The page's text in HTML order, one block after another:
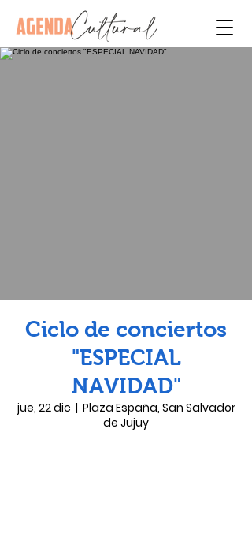
Ciclo de conciertos
"ESPECIAL
NAVIDAD"
jue, 22 dic
  |
Plaza España, San Salvador
de Jujuy